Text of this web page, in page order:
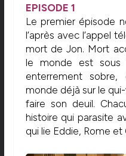
EPISODE 1
Le premier épisode
l’après avec l’appel
mort de Jon. Mort
le monde est sous
enterrement
monde déjà sur le
faire son deuil.
histoire qui parasite
qui lie Eddie, Rome et